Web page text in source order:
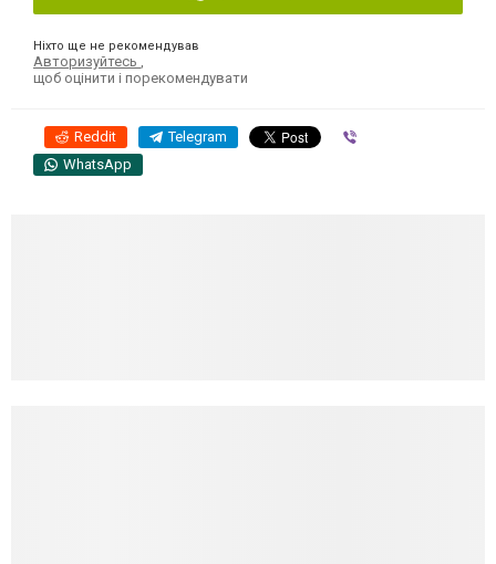
Ніхто ще не рекомендував
Авторизуйтесь
щоб оцінити і порекомендувати
Reddit Telegram
WhatsApp